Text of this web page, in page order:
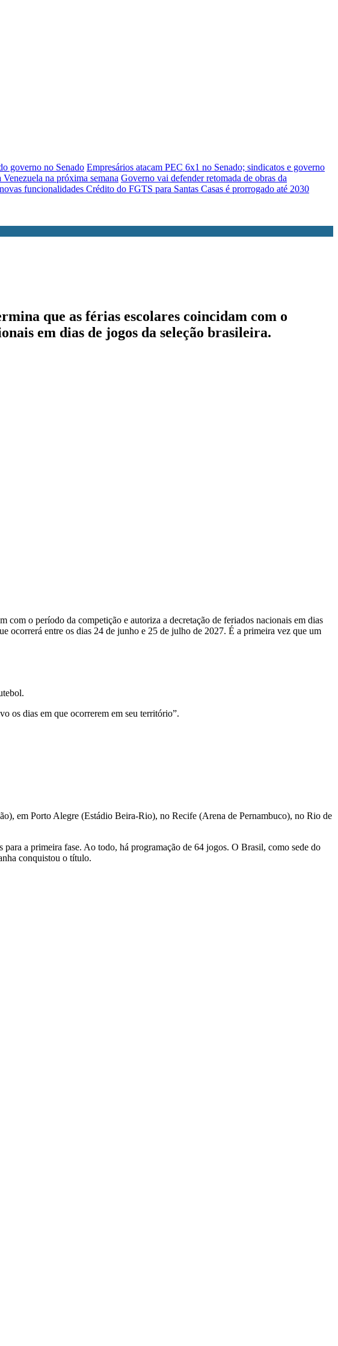
governo no Senado Empresários atacam PEC 6x1 no Senado; sindicatos e governo
na próxima semana Governo vai defender retomada de obras da
funcionalidades Crédito do FGTS para Santas Casas é prorrogado até 2030
que as férias escolares coincidam com o
em dias de jogos da seleção brasileira.
com o período da competição e autoriza a decretação de feriados nacionais em dias
ocorrerá entre os dias 24 de junho e 25 de julho de 2027. É a primeira vez que um
os dias em que ocorrerem em seu território”.
em Porto Alegre (Estádio Beira-Rio), no Recife (Arena de Pernambuco), no Rio de
a primeira fase. Ao todo, há programação de 64 jogos. O Brasil, como sede do
conquistou o título.